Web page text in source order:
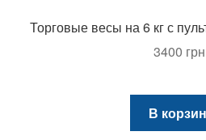
Торговые весы на 6 кг с
3400
В